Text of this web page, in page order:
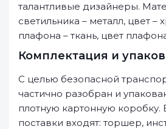
талантливые дизайнеры.
светильника – металл, цвет –
плафона – ткань, цвет
Комплектация и
С целью безопасной
частично разобран и
плотную картонную коробку.
поставки входят: торшер,